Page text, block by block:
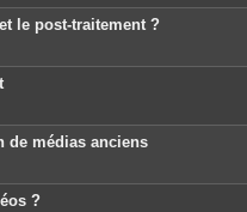
le post-traitement ?
de médias anciens
?